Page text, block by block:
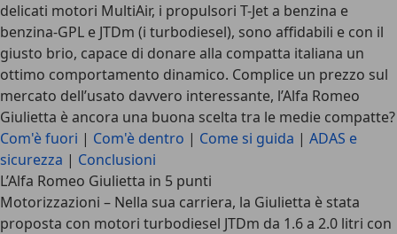
delicati motori MultiAir, i propulsori T-Jet a benzina e
benzina-GPL e JTDm (i turbodiesel), sono affidabili e con il
giusto brio, capace di donare alla compatta italiana un
ottimo comportamento dinamico. Complice un prezzo sul
mercato dell’usato davvero interessante, l’Alfa Romeo
Giulietta è ancora una buona scelta tra le medie compatte?
Com'è fuori | Com'è dentro | Come si guida | ADAS e
sicurezza | Conclusioni
L’Alfa Romeo Giulietta in 5 punti
Motorizzazioni – Nella sua carriera, la Giulietta è stata
proposta con motori turbodiesel JTDm da 1.6 a 2.0 litri con